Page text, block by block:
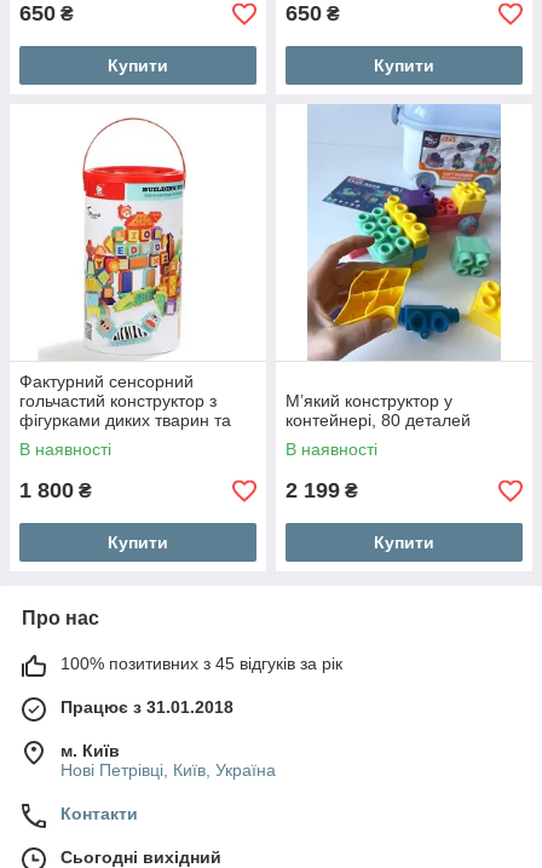
650 ₴
Купити
650 ₴
Купити
Фактурний сенсорний
гольчастий конструктор з
фігурками диких тварин та
елементами 150 штук
Building Blocks Top Bright
В наявності
1 800 ₴
Купити
М’який конструктор у
контейнері, 80 деталей
В наявності
2 199 ₴
Купити
Про нас
100% позитивних з 45 відгуків за рік
Працює з 31.01.2018
м. Київ
Нові Петрівці, Київ, Україна
Контакти
Сьогодні вихідний